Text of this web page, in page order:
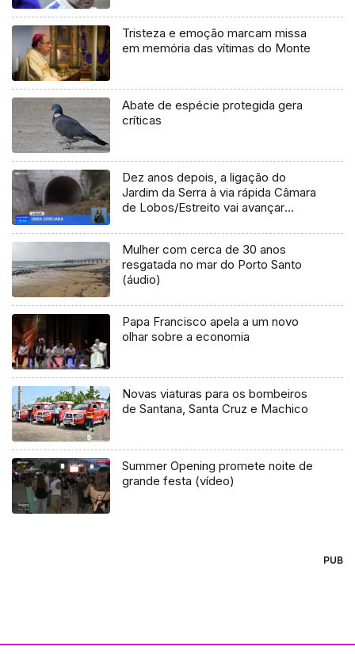
Tristeza e emoção marcam missa
em memória das vítimas do Monte
Abate de espécie protegida gera
críticas
Dez anos depois, a ligação do
Jardim da Serra à via rápida Câmara
de Lobos/Estreito vai avançar
Mulher com cerca de 30 anos
resgatada no mar do Porto Santo
(áudio)
Papa Francisco apela a um novo
olhar sobre a economia
Novas viaturas para os bombeiros
de Santana, Santa Cruz e Machico
Summer Opening promete noite de
grande festa (vídeo)
PUB